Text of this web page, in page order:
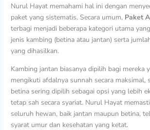
Nurul Hayat memahami hal ini dengan
paket yang sistematis. Secara umum, Paket
terbagi menjadi beberapa kategori utama
jenis kambing (betina atau jantan) serta
yang dihasilkan.
Kambing jantan biasanya dipilih bagi mereka
mengikuti afdalnya sunnah secara maksimal,
betina sering dipilih sebagai opsi yang lebih
tetap sah secara syariat. Nurul Hayat
seluruh hewan, baik jantan maupun betina,
syarat umur dan kesehatan yang ketat.